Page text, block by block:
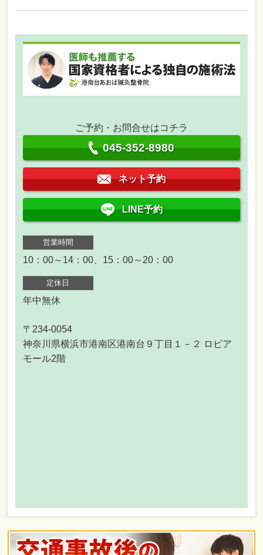
ご予約・お問合せはコチラ
045-352-8980
ネット予約
LINE予約
営業時間
10：00～14：00、15：00～20：00
定休日
年中無休
〒234-0054
神奈川県横浜市港南区港南台９丁目１－２ ロピア
モール2階